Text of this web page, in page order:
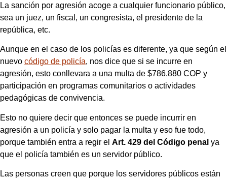
La sanción por agresión acoge a cualquier funcionario público,
sea un juez, un fiscal, un congresista, el presidente de la
república, etc.
Aunque en el caso de los policías es diferente, ya que según el
nuevo código de policía, nos dice que si se incurre en
agresión, esto conllevara a una multa de $786.880 COP y
participación en programas comunitarios o actividades
pedagógicas de convivencia.
Esto no quiere decir que entonces se puede incurrir en
agresión a un policía y solo pagar la multa y eso fue todo,
porque también entra a regir el Art. 429 del Código penal ya
que el policía también es un servidor público.
Las personas creen que porque los servidores públicos están